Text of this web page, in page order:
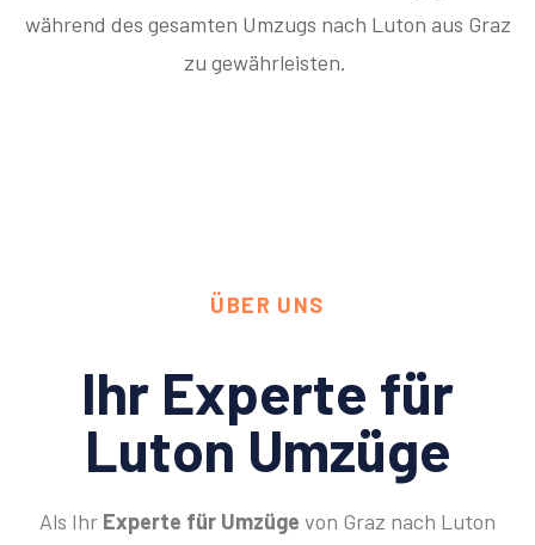
während des gesamten Umzugs nach Luton aus Graz
zu gewährleisten.
ÜBER UNS
Ihr Experte für
Luton Umzüge
Als Ihr Experte für Umzüge von Graz nach Luton